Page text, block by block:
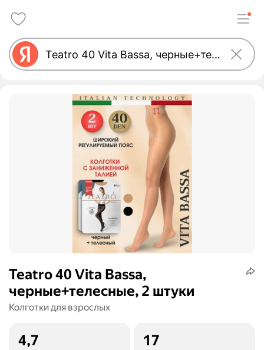
Teatro 40 Vita Bassa,
черные+телесные, 2 штуки
Колготки для взрослых
4,7 17